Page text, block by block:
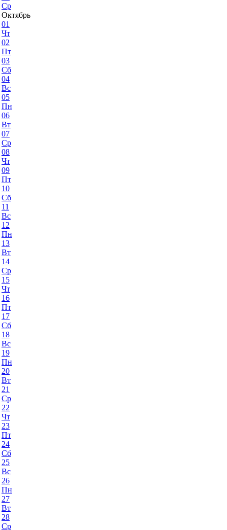
Ср
Октябрь
01
Чт
02
Пт
03
Сб
04
Вс
05
Пн
06
Вт
07
Ср
08
Чт
09
Пт
10
Сб
11
Вс
12
Пн
13
Вт
14
Ср
15
Чт
16
Пт
17
Сб
18
Вс
19
Пн
20
Вт
21
Ср
22
Чт
23
Пт
24
Сб
25
Вс
26
Пн
27
Вт
28
Ср